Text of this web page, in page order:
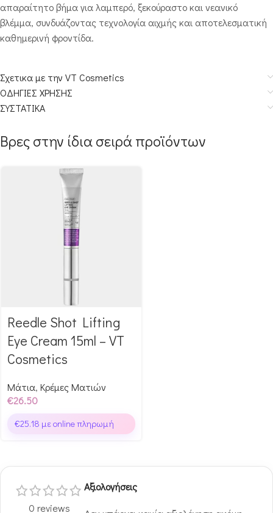
απαραίτητο βήμα για λαμπερό, ξεκούραστο και νεανικό
βλέμμα, συνδυάζοντας τεχνολογία αιχμής και αποτελεσματική
καθημερινή φροντίδα.
Σχετικα με την VT Cosmetics
ΟΔΗΓΙΕΣ ΧΡΗΣΗΣ
ΣΥΣΤΑΤΙΚΑ
Βρες στην ίδια σειρά προϊόντων
Αγόρασε & κέρδισε 265
Glow Points!
Reedle Shot Lifting
Eye Cream 15ml – VT
Cosmetics
Μάτια, Κρέμες Ματιών
€26.50
€25.18 με online πληρωμή
0 reviews
Αξιολογήσεις